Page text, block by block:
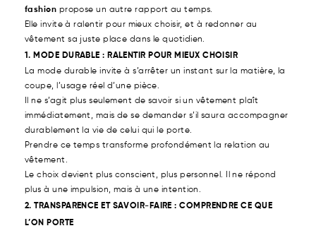
fashion propose un autre rapport au temps.
Elle invite à ralentir pour mieux choisir, et à redonner au
vêtement sa juste place dans le quotidien.
1. MODE DURABLE : RALENTIR POUR MIEUX CHOISIR
La mode durable invite à s’arrêter un instant sur la matière, la
coupe, l’usage réel d’une pièce.
Il ne s’agit plus seulement de savoir si un vêtement plaît
immédiatement, mais de se demander s’il saura accompagner
durablement la vie de celui qui le porte.
Prendre ce temps transforme profondément la relation au
vêtement.
Le choix devient plus conscient, plus personnel. Il ne répond
plus à une impulsion, mais à une intention.
2. TRANSPARENCE ET SAVOIR-FAIRE : COMPRENDRE CE QUE
L’ON PORTE